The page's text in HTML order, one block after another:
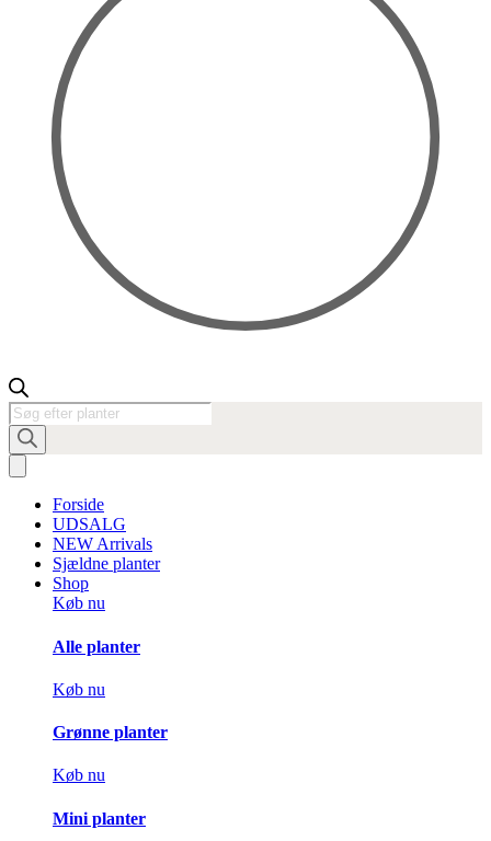
Products
search
Forside
UDSALG
NEW Arrivals
Sjældne planter
Shop
Køb nu
Alle planter
Køb nu
Grønne planter
Køb nu
Mini planter